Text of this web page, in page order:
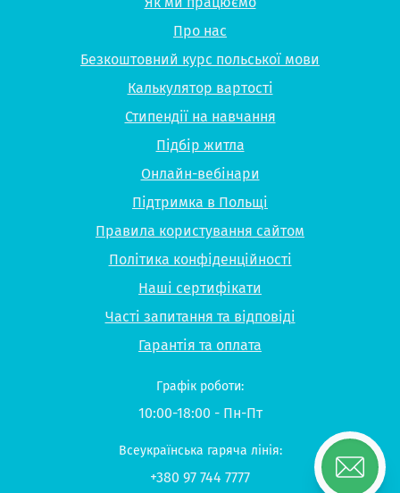
Про нас
Безкоштовний курс польської мови
Калькулятор вартості
Стипендії на навчання
Підбір житла
Онлайн-вебінари
Підтримка в Польщі
Правила користування сайтом
Політика конфіденційності
Наші сертифікати
Часті запитання та відповіді
Гарантія та оплата
Графік роботи:
10:00-18:00 - Пн-Пт
Всеукраїнська гаряча лінія:
+380 97 744 7777